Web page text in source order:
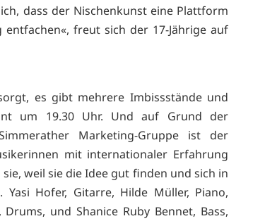
dass der Nischenkunst eine Plattform
freut sich der 17-Jährige auf
es gibt mehrere Imbissstände und
um 19.30 Uhr. Und auf Grund der
Marketing-Gruppe ist der
mit internationaler Erfahrung
weil sie die Idee gut finden und sich in
Hofer, Gitarre, Hilde Müller, Piano,
und Shanice Ruby Bennet, Bass,